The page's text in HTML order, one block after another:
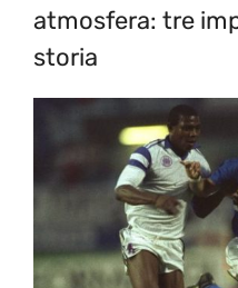
atmosfera: tre
storia